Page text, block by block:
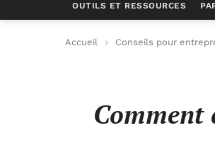
OUTILS ET RESSOURCES
Accueil Conseils pour
Comment